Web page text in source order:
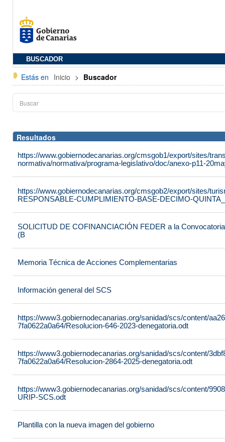
BUSCADOR
Estás en Inicio > Buscador
Resultados
https://www.gobiernodecanarias.org/cmsgob1/export/sites/
normativa/normativa/programa-legislativo/doc/anexo-p11-
https://www.gobiernodecanarias.org/cmsgob2/export/sites/
RESPONSABLE-CUMPLIMIENTO-BASE-DECIMO-
SOLICITUD DE COFINANCIACIÓN FEDER a la
(B
Memoria Técnica de Acciones Complementarias
Información general del SCS
https://www3.gobiernodecanarias.org/sanidad/scs/content/
7fa0622a0a64/Resolucion-646-2023-denegatoria.odt
https://www3.gobiernodecanarias.org/sanidad/scs/content/
7fa0622a0a64/Resolucion-2864-2025-denegatoria.odt
https://www3.gobiernodecanarias.org/sanidad/scs/content/
URIP-SCS.odt
Plantilla con la nueva imagen del gobierno